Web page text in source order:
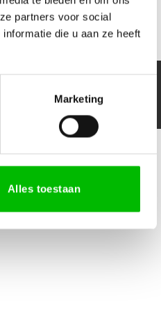
partners voor social
die u aan ze heeft
Marketing
Alles toestaan